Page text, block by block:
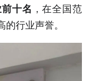
十名 ，在全国范
行业声誉。